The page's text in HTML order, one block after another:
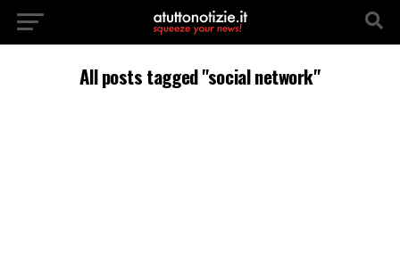
All posts tagged "social network"